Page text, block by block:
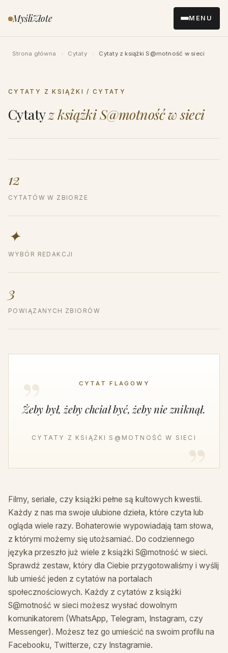
do MyśliZłote MENU
Strona główna › Cytaty › Cytaty z książki S@motność w sieci
CYTATY Z KSIĄŻKI / CYTATY
Cytatyz książki S@motność w sieci
12
CYTATÓW W ZBIORZE
✦
WYBÓR REDAKCJI
3
POWIĄZANYCH ZBIORÓW
CYTAT FLAGOWY
Żeby był, żeby chciał być, żeby nie zniknął.
CYTATY Z KSIĄŻKI S@MOTNOŚĆ W SIECI
Filmy, seriale, czy książki pełne są kultowych kwestii.
Każdy z nas ma swoje ulubione dzieła, które czyta lub
ogląda wiele razy. Bohaterowie wypowiadają tam słowa,
z którymi możemy się utożsamiać. Do codziennego
języka przeszło już wiele z książki S@motność w sieci.
Sprawdź zestaw, który dla Ciebie przygotowaliśmy i wyślij
lub umieść jeden z cytatów na portalach
społecznościowych. Każdy z cytatów z książki
S@motność w sieci możesz wysłać dowolnym
komunikatorem (WhatsApp, Telegram, Instagram, czy
Messenger). Możesz tez go umieścić na swoim profilu na
Facebooku, Twitterze, czy Instagramie.